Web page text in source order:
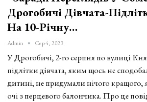
Дрогобичі Дівчата-
На 10-Річну…
Admin Сер 4, 2023
У Дрогобичі, 2-го серпня по вулиці
підлітки дівчата, яким щось не
дитині, не придумали нічого кращого,
очі з перцевого балончика. Про це